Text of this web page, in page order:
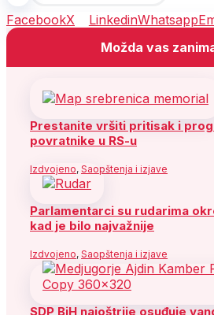
FacebookX LinkedinWhatsapp
Možda vas
Prestanite vršiti pritisak i
povratnike u RS-u
Izdvojeno, Saopštenja i izjave
Parlamentarci su rudarima
kad je bilo najvažnije
Izdvojeno, Saopštenja i izjave
SDP BiH najoštrije osuđuje